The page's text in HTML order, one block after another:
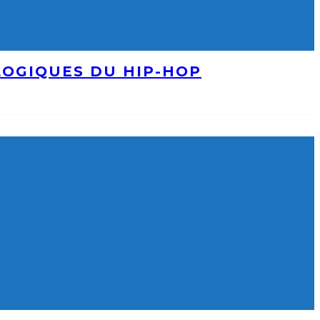
DU HIP-HOP